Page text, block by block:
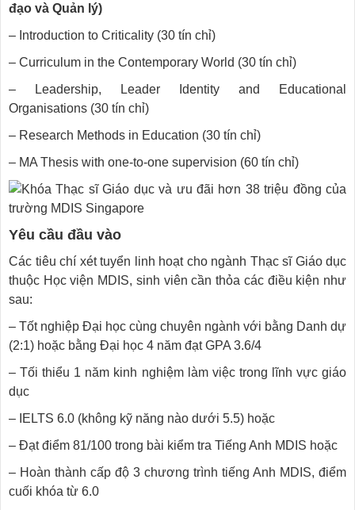
đạo và Quản lý)
– Introduction to Criticality (30 tín chỉ)
– Curriculum in the Contemporary World (30 tín chỉ)
– Leadership, Leader Identity and Educational
Organisations (30 tín chỉ)
– Research Methods in Education (30 tín chỉ)
– MA Thesis with one-to-one supervision (60 tín chỉ)
Yêu cầu đầu vào
Các tiêu chí xét tuyển linh hoạt cho ngành Thạc sĩ Giáo dục
thuộc Học viện MDIS, sinh viên cần thỏa các điều kiện như
sau:
– Tốt nghiệp Đại học cùng chuyên ngành với bằng Danh dự
(2:1) hoặc bằng Đại học 4 năm đạt GPA 3.6/4
– Tối thiểu 1 năm kinh nghiệm làm việc trong lĩnh vực giáo
dục
– IELTS 6.0 (không kỹ năng nào dưới 5.5) hoặc
– Đạt điểm 81/100 trong bài kiểm tra Tiếng Anh MDIS hoặc
– Hoàn thành cấp độ 3 chương trình tiếng Anh MDIS, điểm
cuối khóa từ 6.0